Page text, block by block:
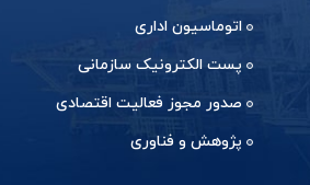
اتوماسیون اداری
پست الکترونیک سازمانی
صدور مجوز فعالیت اقتصادی
پژوهش و فناوری